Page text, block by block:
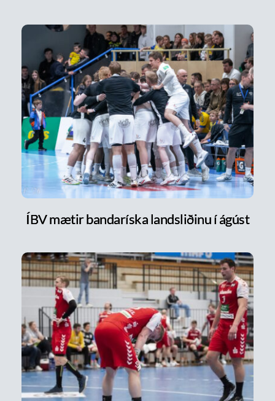
ÍBV mætir bandaríska landsliðinu í ágúst